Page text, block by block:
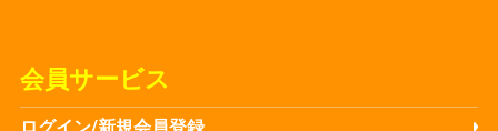
会員サービス